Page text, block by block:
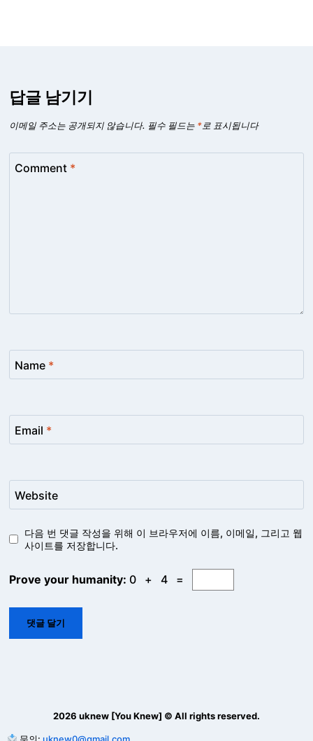
답글 남기기
이메일 주소는 공개되지 않습니다. 필수 필드는 *로 표시됩니다
Comment *
Name *
Email *
Website
다음 번 댓글 작성을 위해 이 브라우저에 이름, 이메일, 그리고 웹
사이트를 저장합니다.
Prove your humanity: 0 + 4 =
2026 uknew [You Knew] © All rights reserved.
문의: uknew0@gmail.com